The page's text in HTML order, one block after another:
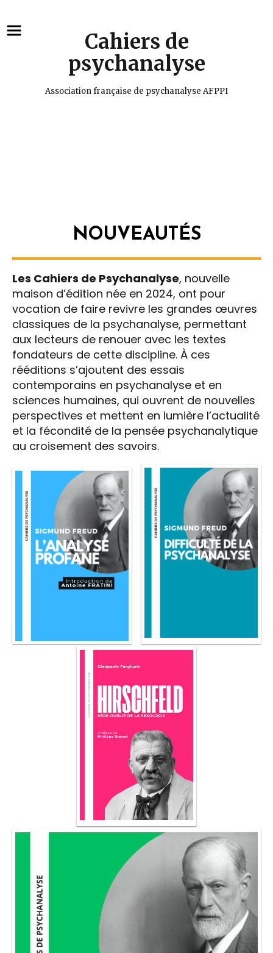
Cahiers de
psychanalyse
Association française de psychanalyse AFPPI
NOUVEAUTÉS
Les Cahiers de Psychanalyse, nouvelle
maison d’édition née en 2024, ont pour
vocation de faire revivre les grandes œuvres
classiques de la psychanalyse, permettant
aux lecteurs de renouer avec les textes
fondateurs de cette discipline. À ces
rééditions s’ajoutent des essais
contemporains en psychanalyse et en
sciences humaines, qui ouvrent de nouvelles
perspectives et mettent en lumière l’actualité
et la fécondité de la pensée psychanalytique
au croisement des savoirs.